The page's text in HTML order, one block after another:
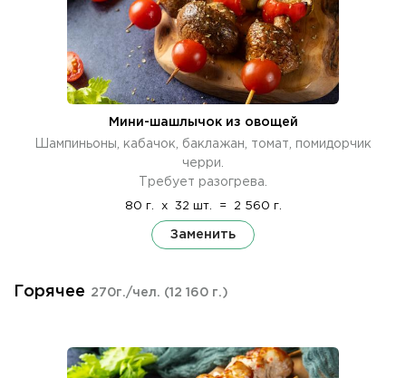
Мини-шашлычок из овощей
Шампиньоны, кабачок, баклажан, томат, помидорчик
черри.
Требует разогрева.
80 г. x 32 шт. = 2 560 г.
Заменить
Горячее 270г./чел. (12 160 г.)